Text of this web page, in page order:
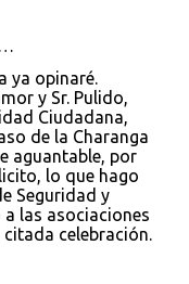
ya opinaré.
y Sr. Pulido,
Ciudadana,
de la Charanga
aguantable, por
lo que hago
Seguridad y
las asociaciones
celebración.